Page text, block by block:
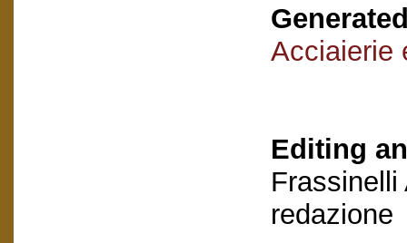
Acciaierie
Editing
Frassinelli
redazione